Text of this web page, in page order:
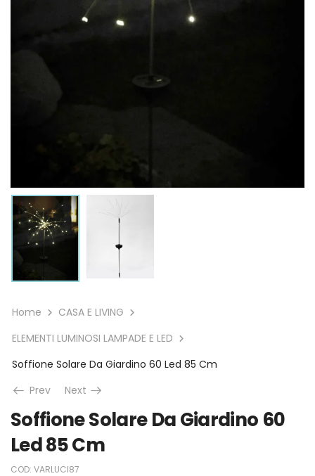
Home
CASA E LIVING
ELEMENTI LUMINOSI LAMPADE E LED
Soffione Solare Da Giardino 60 Led 85 Cm
Prev
Next
Soffione Solare Da Giardino 60
Led 85 Cm
COD: VARLUCI87